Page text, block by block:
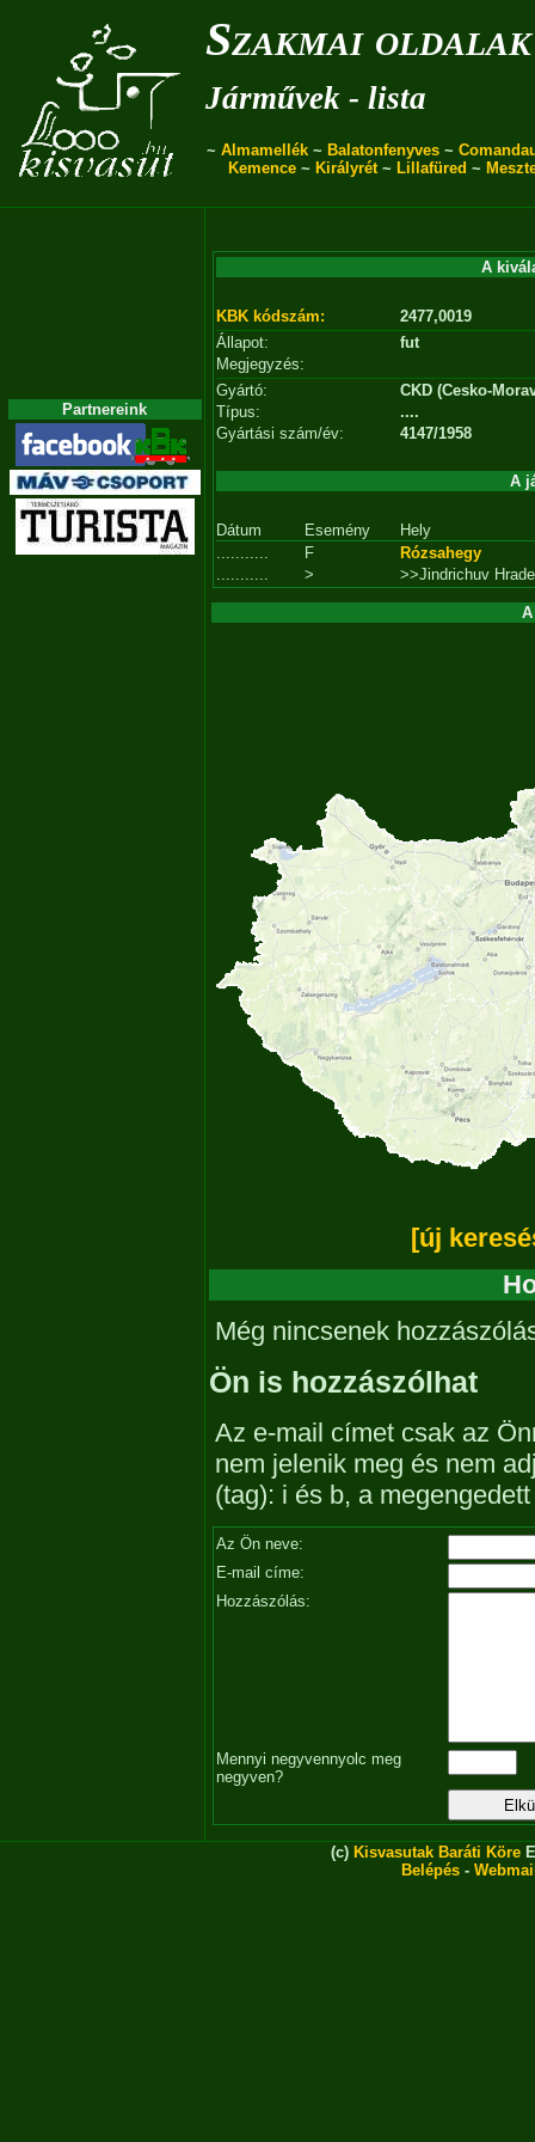
Szakmai oldalak
Járművek - lista
~ Almamellék ~ Balatonfenyves ~
Kemence ~ Királyrét~ Lillafüred ~
Partnereink
A
KBK kódszám:
2477,0019
Állapot:
fut
Megjegyzés:
Gyártó:
CKD (Cesko-
Típus:
....
Gyártási szám/év:
4147/1958
A
Dátum Esemény
Hely
...........
F
Rózsahegy
...........
> >>Jindrichuv
[új
Még nincsenek
Ön is hozzászólhat
Az e-mail címet csak az
nem jelenik meg és nem
(tag): i és b, a
Az Ön neve:
E-mail címe:
Hozzászólás:
Mennyi negyvennyolc meg
negyven?
(c) Kisvasutak Baráti Köre
Belépés -